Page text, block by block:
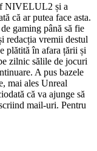
NIVELUL2 și a
că ar putea face asta.
gaming până să fie
redacția vremii destul
plătită în afara țării și
zilnic sălile de jocuri
A pus bazele
mai ales Unreal
că va ajunge să
mail-uri. Pentru